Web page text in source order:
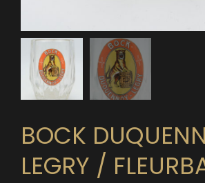
BOCK
LEGRY /